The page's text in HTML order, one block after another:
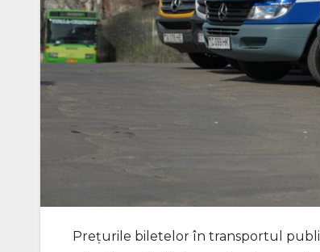
Prețurile biletelor în transportul